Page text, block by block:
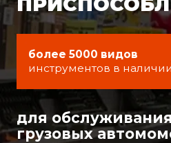
более 5000 видов
инструментов в
для
грузовых